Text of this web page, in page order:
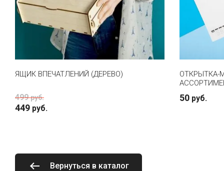
ЯЩИК ВПЕЧАТЛЕНИЙ (ДЕРЕВО)
499 руб.
449 руб.
ОТКРЫТКА-
50 руб.
Вернуться в каталог